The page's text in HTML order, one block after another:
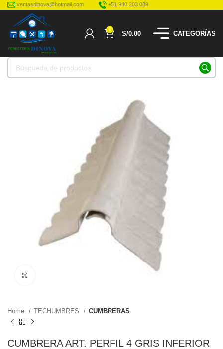
ventasdinova@hotmail.com +51 940 203 089
0
S/0.00 CATEGORÍAS
Home TECHUMBRES CUMBRERAS
CUMBRERA ART. PERFIL 4 GRIS INFERIOR